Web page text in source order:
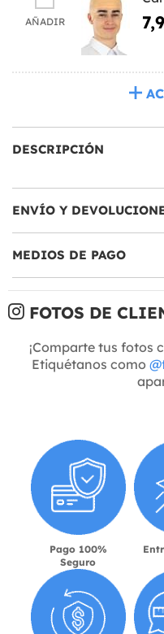
AÑADIR
DESCRIPCIÓN
ENVÍO Y
MEDIOS DE PAGO
FOTOS DE
¡Comparte tus fotos
Etiquétanos como
Pago 100%
Seguro